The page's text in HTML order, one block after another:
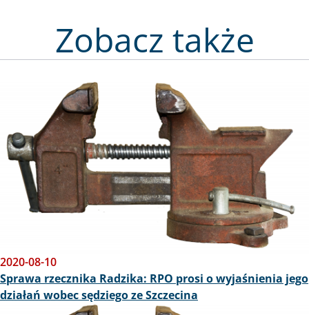
Zobacz także
2020-08-10
Sprawa rzecznika Radzika: RPO prosi o wyjaśnienia jego
działań wobec sędziego ze Szczecina